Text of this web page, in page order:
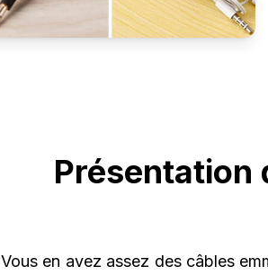
Présentation
Vous en avez assez des câbles